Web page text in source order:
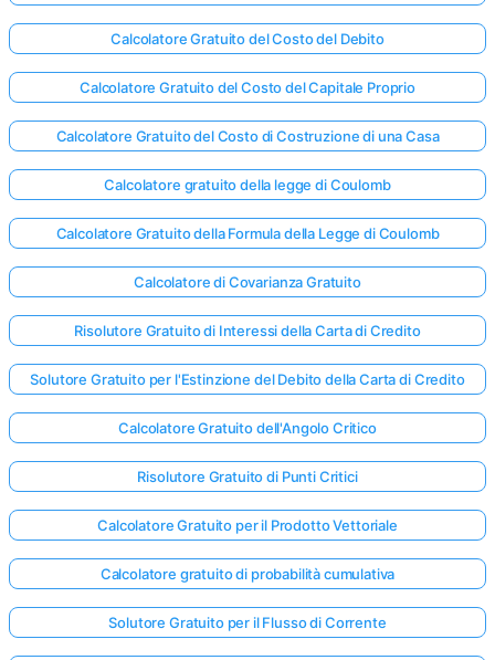
Calcolatore Gratuito del Costo del Debito
Calcolatore Gratuito del Costo del Capitale Proprio
Calcolatore Gratuito del Costo di Costruzione di una Casa
Calcolatore gratuito della legge di Coulomb
Calcolatore Gratuito della Formula della Legge di Coulomb
Calcolatore di Covarianza Gratuito
Risolutore Gratuito di Interessi della Carta di Credito
Solutore Gratuito per l'Estinzione del Debito della Carta di Credito
Calcolatore Gratuito dell'Angolo Critico
Risolutore Gratuito di Punti Critici
Calcolatore Gratuito per il Prodotto Vettoriale
Calcolatore gratuito di probabilità cumulativa
Solutore Gratuito per il Flusso di Corrente